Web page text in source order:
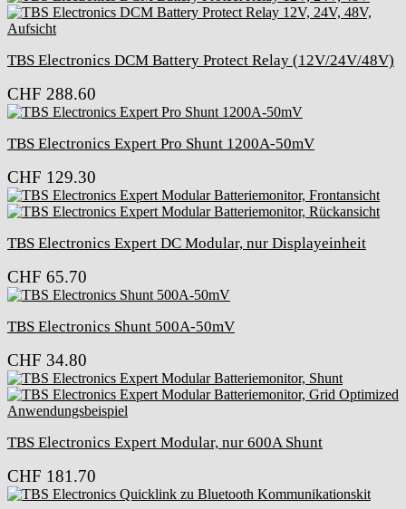
TBS Electronics DCM Battery Protect Relay (12V/24V/48V)
CHF 288.60
TBS Electronics Expert Pro Shunt 1200A-50mV
CHF 129.30
TBS Electronics Expert DC Modular, nur Displayeinheit
CHF 65.70
TBS Electronics Shunt 500A-50mV
CHF 34.80
TBS Electronics Expert Modular, nur 600A Shunt
CHF 181.70